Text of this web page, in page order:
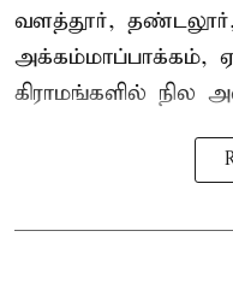
வளத்தூர், தண்டலூர்,
அக்கம்மாப்பாக்கம்,
கிராமங்களில் நில